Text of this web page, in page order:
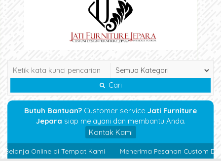
Cari
Butuh Bantuan? Customer service Jati Furniture
Jepara siap melayani dan membantu Anda.
Kontak Kami
Online di Tempat Kami Menerima Pesanan Custom